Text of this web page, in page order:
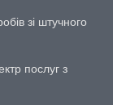
зі штучного
послуг з